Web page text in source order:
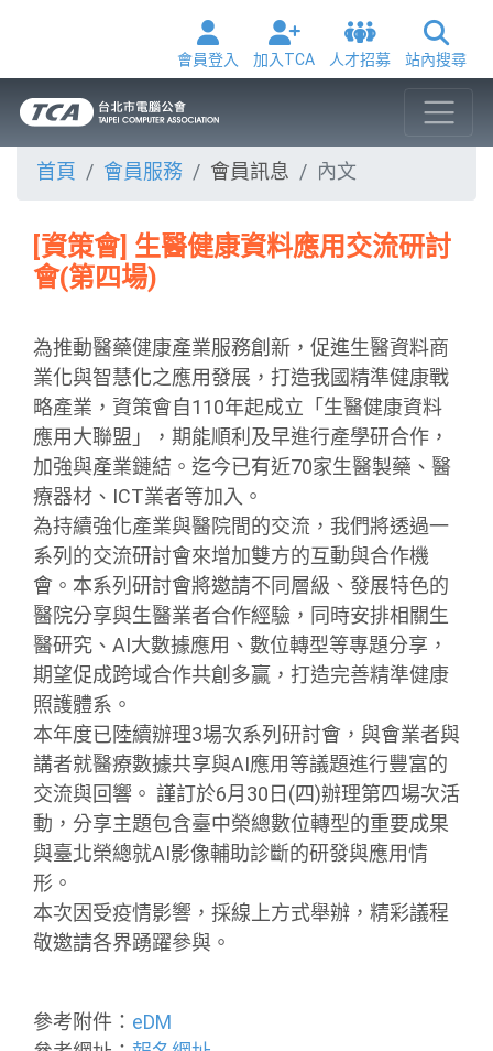
會員登入 加入TCA 人才招募 站內搜尋
首頁 會員服務 會員訊息 內文
[資策會] 生醫健康資料應用交流研討
會(第四場)
為推動醫藥健康產業服務創新，促進生醫資料商
業化與智慧化之應用發展，打造我國精準健康戰
略產業，資策會自110年起成立「生醫健康資料
應用大聯盟」，期能順利及早進行產學研合作，
加強與產業鏈結。迄今已有近70家生醫製藥、醫
療器材、ICT業者等加入。
為持續強化產業與醫院間的交流，我們將透過一
系列的交流研討會來增加雙方的互動與合作機
會。本系列研討會將邀請不同層級、發展特色的
醫院分享與生醫業者合作經驗，同時安排相關生
醫研究、AI大數據應用、數位轉型等專題分享，
期望促成跨域合作共創多贏，打造完善精準健康
照護體系。
本年度已陸續辦理3場次系列研討會，與會業者與
講者就醫療數據共享與AI應用等議題進行豐富的
交流與回響。 謹訂於6月30日(四)辦理第四場次活
動，分享主題包含臺中榮總數位轉型的重要成果
與臺北榮總就AI影像輔助診斷的研發與應用情
形。
本次因受疫情影響，採線上方式舉辦，精彩議程
敬邀請各界踴躍參與。
參考附件： eDM